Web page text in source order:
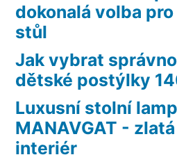
dokonalá volba
stůl
Jak vybrat
dětské postýlky
Luxusní stolní
MANAVGAT -
interiér